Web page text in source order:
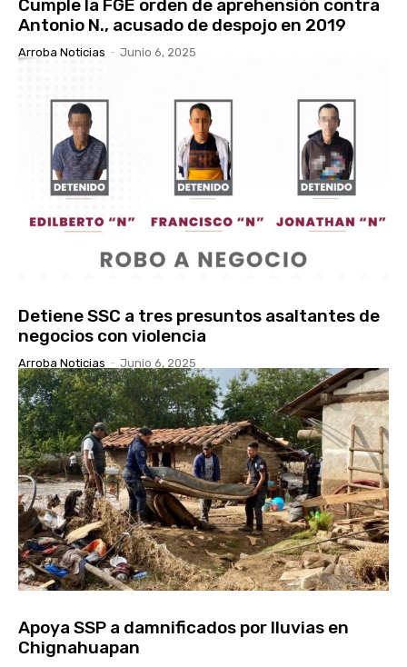
Cumple la FGE orden de aprehensión contra
Antonio N., acusado de despojo en 2019
Arroba Noticias - Junio 6, 2025
Detiene SSC a tres presuntos asaltantes de
negocios con violencia
Arroba Noticias - Junio 6, 2025
Apoya SSP a damnificados por lluvias en
Chignahuapan